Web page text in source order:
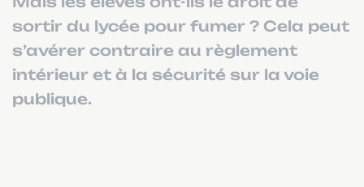
sortir du lycée pour fumer ? Cela peut
s’avérer contraire au règlement
intérieur et à la sécurité sur la voie
publique.